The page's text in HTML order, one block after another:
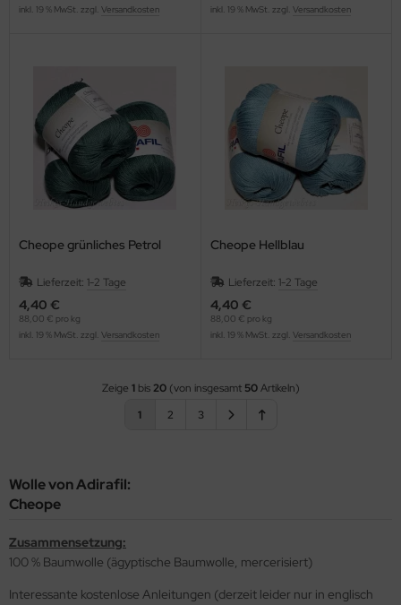
inkl. 19 % MwSt. zzgl. Versandkosten
inkl. 19 % MwSt. zzgl. Versandkosten
Cheope grünliches Petrol
Lieferzeit: 1-2 Tage
4,40 €
88,00 € pro kg
inkl. 19 % MwSt. zzgl. Versandkosten
Cheope Hellblau
Lieferzeit: 1-2 Tage
4,40 €
88,00 € pro kg
inkl. 19 % MwSt. zzgl. Versandkosten
Zeige 1bis20(von insgesamt 50Artikeln)
1
2 3
Wolle von Adirafil:
Cheope
Zusammensetzung:
100 % Baumwolle (ägyptische Baumwolle, mercerisiert)
Interessante kostenlose Anleitungen (derzeit leider nur in englisch